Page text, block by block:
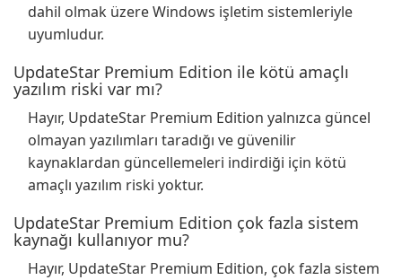
dahil olmak üzere Windows işletim sistemleriyle
uyumludur.
UpdateStar Premium Edition ile kötü amaçlı
yazılım riski var mı?
Hayır, UpdateStar Premium Edition yalnızca güncel
olmayan yazılımları taradığı ve güvenilir
kaynaklardan güncellemeleri indirdiği için kötü
amaçlı yazılım riski yoktur.
UpdateStar Premium Edition çok fazla sistem
kaynağı kullanıyor mu?
Hayır, UpdateStar Premium Edition, çok fazla sistem